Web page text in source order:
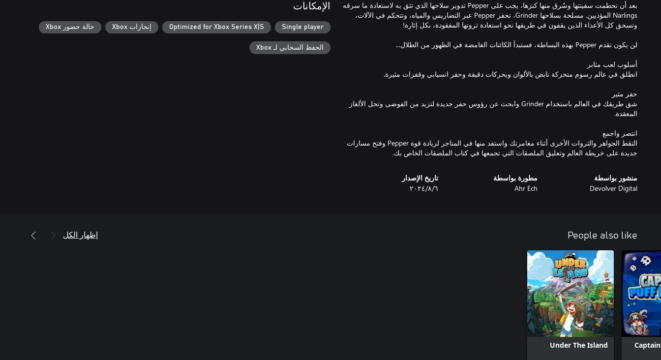
بعد أن تحطمت سفينتها وسُرق منها كنزها، يجب على Pepper تدوير سلاحها الذي تثق به لاستعادة ما سرقه
Narlings المؤذيين. مسلحة بسلاحها Grinder، تحفر Pepper عبر التضاريس والمياه، وتتحكم في الآلات،
شق طريقك في العالم باستخدام Grinder وابحث عن رؤوس حفر جديدة لتزيد من الفوضى وتحل الألغاز
التقط الجواهر والثروات الأخرى أثناء مغامرتك واستفد منها في المتاجر لزيادة قوة Pepper وفتح مسارات
جديدة على خريطة العالم وتعليق الملصقات التي تجمعها في كتاب الملصقات الخاص بك.
منشور بواسطة
Devolver Digital
مطورة بواسطة
Ahr Ech
تاريخ الإصدار
٦‏/٨‏/٢٠٢٤
الإمكانات
Single player
Optimized for Xbox Series X|S إنجازات Xbox حالة حضور Xbox
الحفظ السحابي لـ Xbox
People also like إظهار الكل
Under The Island